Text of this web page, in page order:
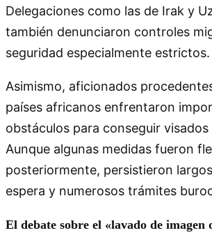
Delegaciones como las de Irak y
también denunciaron controles
seguridad especialmente estrictos.
Asimismo, aficionados
países africanos enfrentaron
obstáculos para conseguir
Aunque algunas medidas fueron
posteriormente, persistieron
espera y numerosos trámites
El debate sobre el «lavado de imagen